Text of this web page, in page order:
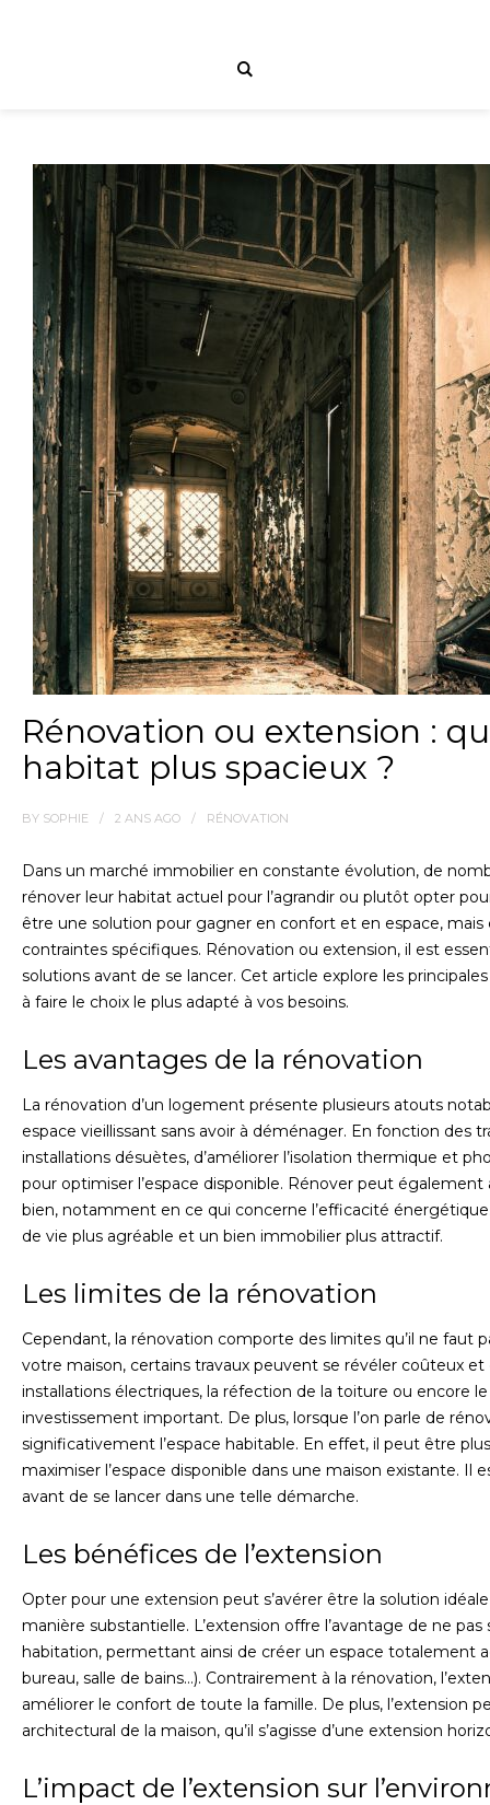
Rénovation ou extension :
habitat plus spacieux ?
BY SOPHIE 2 ANS AGO RÉNOVATION
Dans un marché immobilier en constante évolution, de
rénover leur habitat actuel pour l’agrandir ou plutôt opter
être une solution pour gagner en confort et en espace,
contraintes spécifiques. Rénovation ou extension, il est
solutions avant de se lancer. Cet article explore les
à faire le choix le plus adapté à vos besoins.
Les avantages de la rénovation
La rénovation d’un logement présente plusieurs atouts
espace vieillissant sans avoir à déménager. En fonction des
installations désuètes, d’améliorer l’isolation thermique et
pour optimiser l’espace disponible. Rénover peut
bien, notamment en ce qui concerne l’efficacité
de vie plus agréable et un bien immobilier plus attractif.
Les limites de la rénovation
Cependant, la rénovation comporte des limites qu’il ne faut
votre maison, certains travaux peuvent se révéler coûteux
installations électriques, la réfection de la toiture ou encore
investissement important. De plus, lorsque l’on parle de
significativement l’espace habitable. En effet, il peut être
maximiser l’espace disponible dans une maison existante. Il
avant de se lancer dans une telle démarche.
Les bénéfices de l’extension
Opter pour une extension peut s’avérer être la solution
manière substantielle. L’extension offre l’avantage de ne
habitation, permettant ainsi de créer un espace totalement
bureau, salle de bains…). Contrairement à la rénovation,
améliorer le confort de toute la famille. De plus, l’extension
architectural de la maison, qu’il s’agisse d’une extension
L’impact de l’extension sur